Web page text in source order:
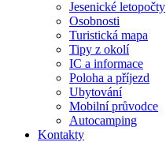
Jesenické letopočty
Osobnosti
Turistická mapa
Tipy z okolí
IC a informace
Poloha a příjezd
Ubytování
Mobilní průvodce
Autocamping
Kontakty